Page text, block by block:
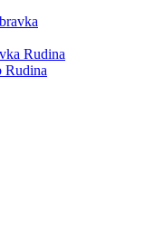
Rudina
Rudina